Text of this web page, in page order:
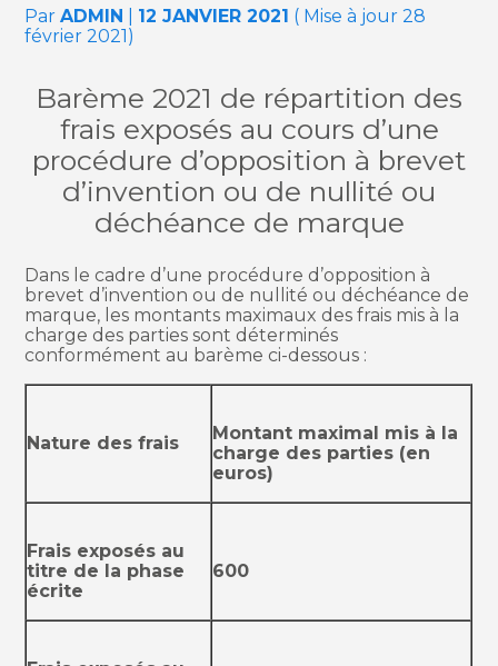
ParADMIN 12 JANVIER 2021 ( Mise à jour 28
février 2021)
Barème 2021 de répartition des
frais exposés au cours d’une
procédure d’opposition à brevet
d’invention ou de nullité ou
déchéance de marque
Dans le cadre d’une procédure d’opposition à
brevet d’invention ou de nullité ou déchéance de
marque, les montants maximaux des frais mis à la
charge des parties sont déterminés
conformément au barème ci-dessous :
Nature des frais
Montant maximal mis à la
charge des parties (en
euros)
Frais exposés au
titre de la phase
écrite
600